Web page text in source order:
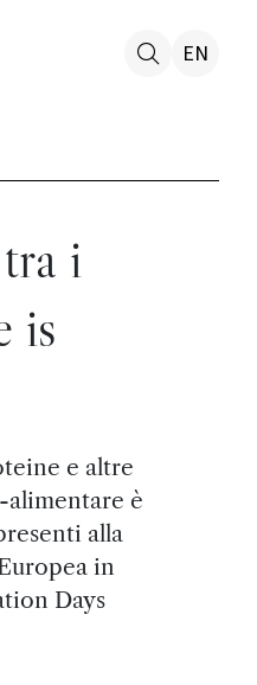
EN
i
is
e altre
alimentare è
alla
in
Days